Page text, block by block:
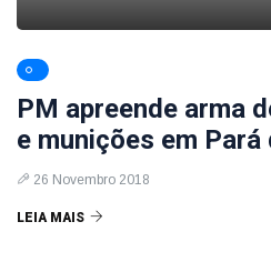
PM apreende arma
e munições em Pará
26 Novembro 2018
LEIA MAIS